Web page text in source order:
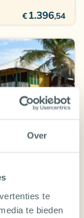
Over
te
te bieden
€ 1.396,54